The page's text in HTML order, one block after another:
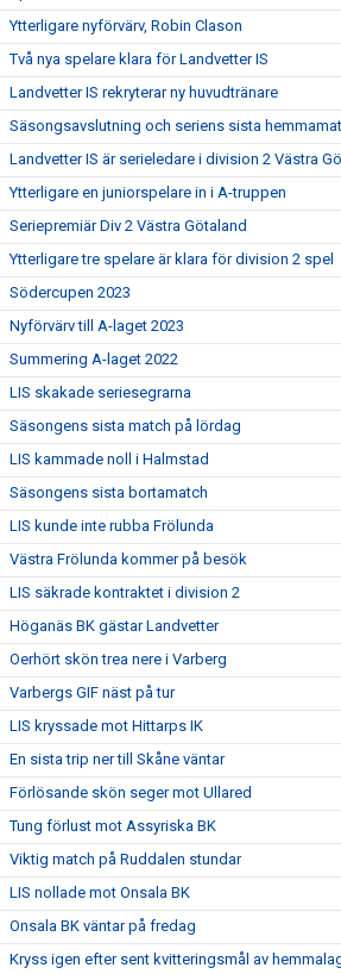
Ytterligare nyförvärv, Robin Clason
Två nya spelare klara för Landvetter IS
Landvetter IS rekryterar ny huvudtränare
Säsongsavslutning och seriens sista
Landvetter IS är serieledare i division 2 Västra
Ytterligare en juniorspelare in i A-truppen
Seriepremiär Div 2 Västra Götaland
Ytterligare tre spelare är klara för division 2 spel
Södercupen 2023
Nyförvärv till A-laget 2023
Summering A-laget 2022
LIS skakade seriesegrarna
Säsongens sista match på lördag
LIS kammade noll i Halmstad
Säsongens sista bortamatch
LIS kunde inte rubba Frölunda
Västra Frölunda kommer på besök
LIS säkrade kontraktet i division 2
Höganäs BK gästar Landvetter
Oerhört skön trea nere i Varberg
Varbergs GIF näst på tur
LIS kryssade mot Hittarps IK
En sista trip ner till Skåne väntar
Förlösande skön seger mot Ullared
Tung förlust mot Assyriska BK
Viktig match på Ruddalen stundar
LIS nollade mot Onsala BK
Onsala BK väntar på fredag
Kryss igen efter sent kvitteringsmål av